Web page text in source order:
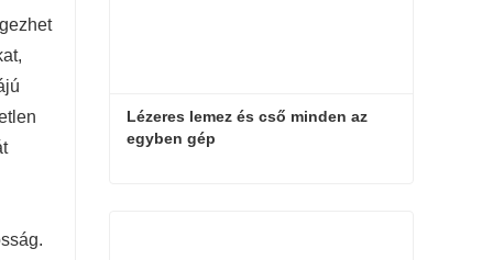
Lézeres lemez és cső minden az
egyben gép